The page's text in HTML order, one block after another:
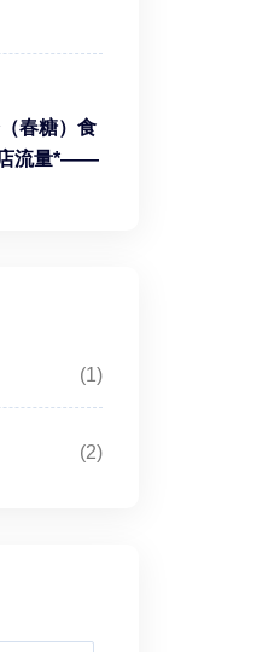
春糖）食
店流量*——
(1)
(2)